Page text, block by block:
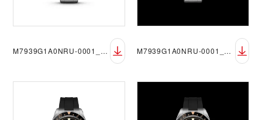
M7939G1A0NRU-0001_black_73560_FF_sRGB M7939G1A0NRU-0001_black_73560_FF_sRGB_blak